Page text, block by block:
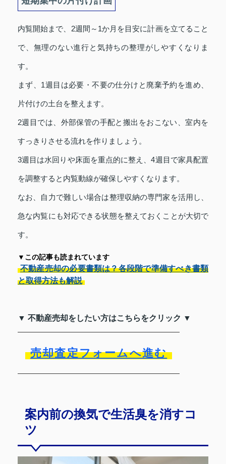
内覧開始まで、2週間～1か月を目安に計画を立てること
で、無理のない進行と気持ちの整理がしやすくなりま
す。
まず、1週目は必要・不要の仕分けと廃棄予約を進め、
片付けの土台を整えます。
2週目では、外部保管の手配と搬出をおこない、室内を
すっきりさせる流れを作りましょう。
3週目は水回りや床面を重点的に整え、4週目で家具配置
を調整すると内覧動線が確保しやすくなります。
なお、自力で難しい場合は整理収納の専門家を活用し、
急な内覧にも対応できる状態を整えておくことが大切で
す。
▼この記事も読まれています
不動産売却の必要書類は？各段階で準備すべき書類
と取得方法も解説
▼ 不動産売却をしたい方はこちらをクリック ▼
売却査定フォームへ進む
案内前の換気で生活臭を消すコ
ツ